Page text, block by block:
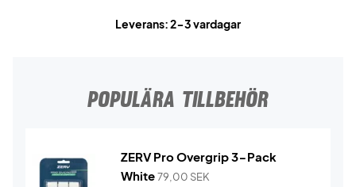
Leverans: 2-3 vardagar
POPULÄRA TILLBEHÖR
ZERV Pro Overgrip 3-Pack
White79,00 SEK